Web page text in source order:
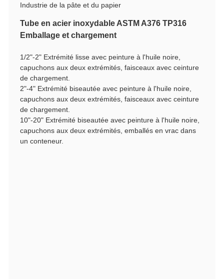
Industrie de la pâte et du papier
Tube en acier inoxydable ASTM A376 TP316
Emballage et chargement
1/2"-2" Extrémité lisse avec peinture à l'huile noire,
capuchons aux deux extrémités, faisceaux avec ceinture
de chargement.
2"-4" Extrémité biseautée avec peinture à l'huile noire,
capuchons aux deux extrémités, faisceaux avec ceinture
de chargement.
10"-20" Extrémité biseautée avec peinture à l'huile noire,
capuchons aux deux extrémités, emballés en vrac dans
un conteneur.